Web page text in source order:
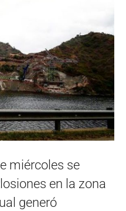
miércoles se
en la zona
generó